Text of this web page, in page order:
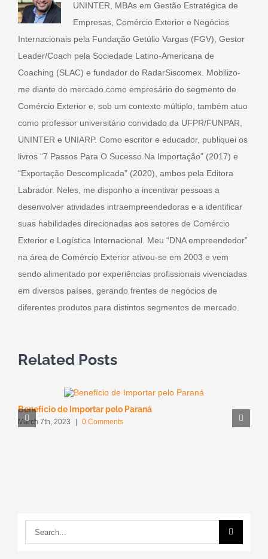
UNINTER, MBAs em Gestão Estratégica de
Empresas, Comércio Exterior e Negócios
Internacionais pela Fundação Getúlio Vargas (FGV), Gestor
Leader/Coach pela Sociedade Latino-Americana de
Coaching (SLAC) e fundador do RadarSiscomex. Mobilizo-
me diante do mercado como empresário do segmento de
Comércio Exterior e, sob um contexto múltiplo, também atuo
como professor universitário convidado da UFPR/FUNPAR,
UNINTER e UNIARP. Como escritor e educador, publiquei os
livros “7 Passos Para O Sucesso Na Importação” (2017) e
“Exportação Descomplicada” (2020), ambos pela Editora
Labrador. Neles, me disponho a incentivar pessoas a
desenvolver atividades intraempreendedoras e a identificar
suas habilidades direcionadas aos setores de Comércio
Exterior e Logística Internacional. Meu “DNA empreendedor”
na área de Comércio Exterior ativou-se em 2003 e vem
sendo alimentado por experiências profissionais vivenciadas
em diversos países, gerando frentes de negócios de
diferentes produtos para distintos segmentos de mercado.
Related Posts
Benefício de Importar pelo Paraná
March 7th, 2023 | 0 Comments
Search
for: